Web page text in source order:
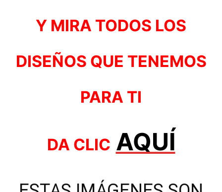
Y MIRA TODOS LOS
DISEÑOS QUE TENEMOS
PARA TI
DA CLIC AQUÍ